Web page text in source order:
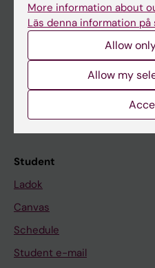
Student
Staff
Student
Ladok
Canvas
Schedule
Student e-mail
More information about
Läs denna information på
Allow
Allow my